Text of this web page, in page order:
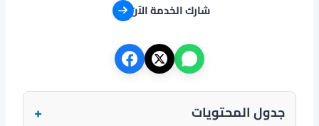
شارك الخدمة الآن
جدول المحتويات +